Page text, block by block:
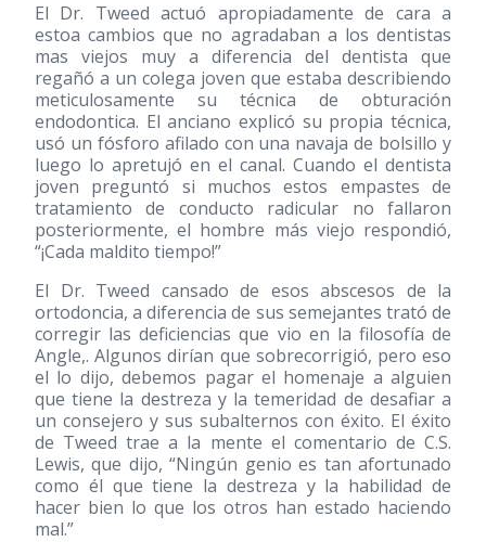
El Dr. Tweed actuó apropiadamente de cara a
estoa cambios que no agradaban a los dentistas
mas viejos muy a diferencia del dentista que
regañó a un colega joven que estaba describiendo
meticulosamente su técnica de obturación
endodontica. El anciano explicó su propia técnica,
usó un fósforo afilado con una navaja de bolsillo y
luego lo apretujó en el canal. Cuando el dentista
joven preguntó si muchos estos empastes de
tratamiento de conducto radicular no fallaron
posteriormente, el hombre más viejo respondió,
“¡Cada maldito tiempo!”
El Dr. Tweed cansado de esos abscesos de la
ortodoncia, a diferencia de sus semejantes trató de
corregir las deficiencias que vio en la filosofía de
Angle,. Algunos dirían que sobrecorrigió, pero eso
el lo dijo, debemos pagar el homenaje a alguien
que tiene la destreza y la temeridad de desafiar a
un consejero y sus subalternos con éxito. El éxito
de Tweed trae a la mente el comentario de C.S.
Lewis, que dijo, “Ningún genio es tan afortunado
como él que tiene la destreza y la habilidad de
hacer bien lo que los otros han estado haciendo
mal.”